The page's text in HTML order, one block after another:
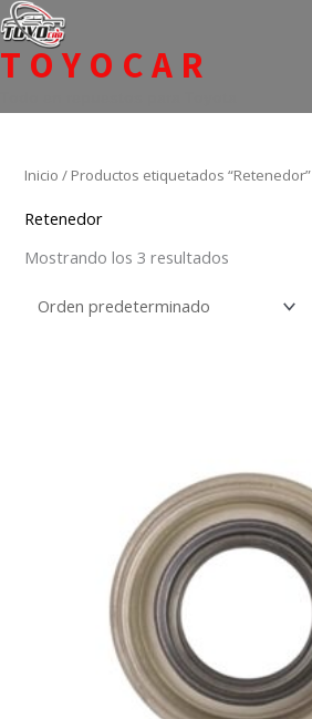
Ir
al
contenido
TOYOCAR
Inicio / Productos etiquetados “Retenedor”
Retenedor
Mostrando los 3 resultados